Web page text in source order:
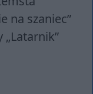
na szaniec”